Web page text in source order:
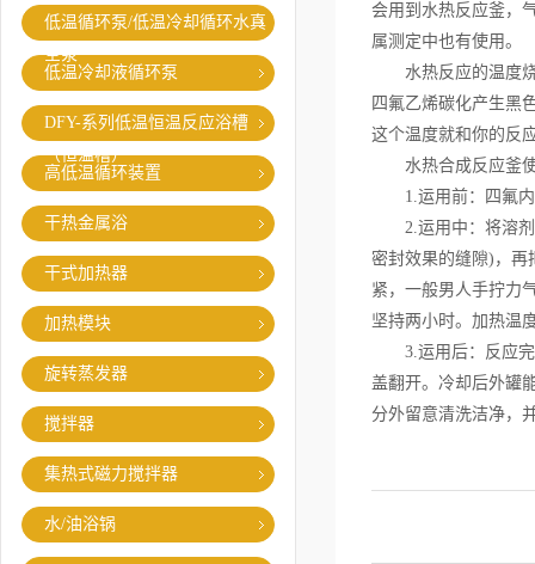
低温循环泵/低温冷却循环水真
空泵
低温冷却液循环泵
DFY-系列低温恒温反应浴槽
（恒温槽）
高低温循环装置
干热金属浴
干式加热器
加热模块
旋转蒸发器
搅拌器
集热式磁力搅拌器
水/油浴锅
会用到水热反应釜，
属测定中也有使用。
水热反应的温度烧
四氟乙烯碳化产生黑
这个温度就和你的反
水热合成反应釜使
1.运用前：四氟内
2.运用中：将溶剂
密封效果的缝隙)，再
紧，一般男人手拧力
坚持两小时。加热温
3.运用后：反应完
盖翻开。冷却后外罐
分外留意清洗洁净，